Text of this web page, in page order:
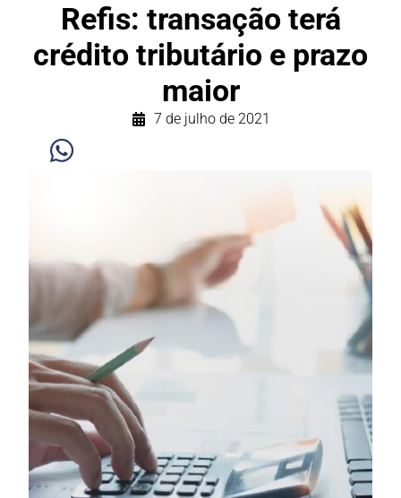
Refis: transação terá
crédito tributário e prazo
maior
7 de julho de 2021